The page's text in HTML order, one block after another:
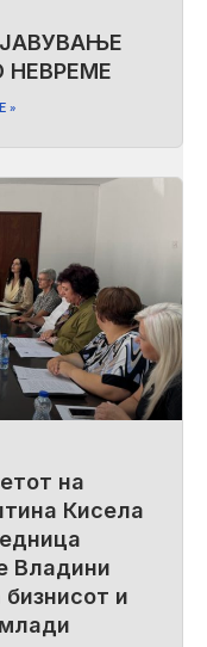
»
на
Кисела
Владини
и